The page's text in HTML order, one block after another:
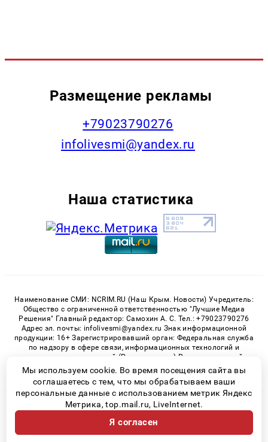
Размещение рекламы
+79023790276
infolivesmi@yandex.ru
Наша статистика
Наименование СМИ: NCRIM.RU (Наш Крым. Новости) Учредитель:
Общество с ограниченной ответственностью "Лучшие Медиа
Решения" Главный редактор: Самохин А. С. Тел.: +79023790276
Адрес эл. почты: infolivesmi@yandex.ru Знак информационной
продукции: 16+ Зарегистрировавший орган: Федеральная служба
по надзору в сфере связи, информационных технологий и
массовых коммуникаций (Роскомнадзор) Регистрационный
номер СМИ ЭЛ № ФС 77 - 81150 от 02.06.2021
© 2026 «nCrim.ru» | Все права защищены
Возрастная категория сайта 16+
Политика конфиденциальности
Мы используем cookie. Во время посещения сайта вы
соглашаетесь с тем, что мы обрабатываем ваши
персональные данные с использованием метрик Яндекс
Метрика, top.mail.ru, LiveInternet.
Я согласен